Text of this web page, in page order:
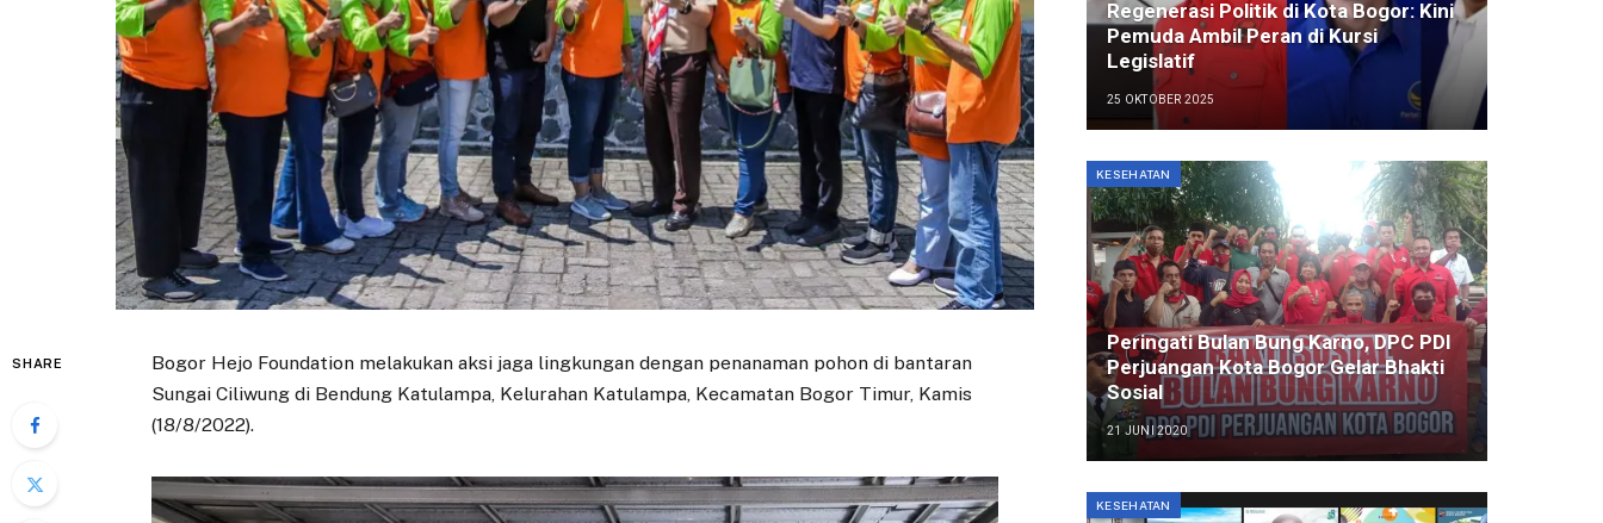
SHARE
Bogor Hejo Foundation melakukan aksi jaga lingkungan dengan penanaman pohon di bantaran
Sungai Ciliwung di Bendung Katulampa, Kelurahan Katulampa, Kecamatan Bogor Timur, Kamis
(18/8/2022).
Regenerasi Politik di Kota Bogor: Kini
Pemuda Ambil Peran di Kursi
Legislatif
25 OKTOBER 2025
KESEHATAN
Peringati Bulan Bung Karno, DPC PDI
Perjuangan Kota Bogor Gelar Bhakti
Sosial
21 JUNI 2020
KESEHATAN